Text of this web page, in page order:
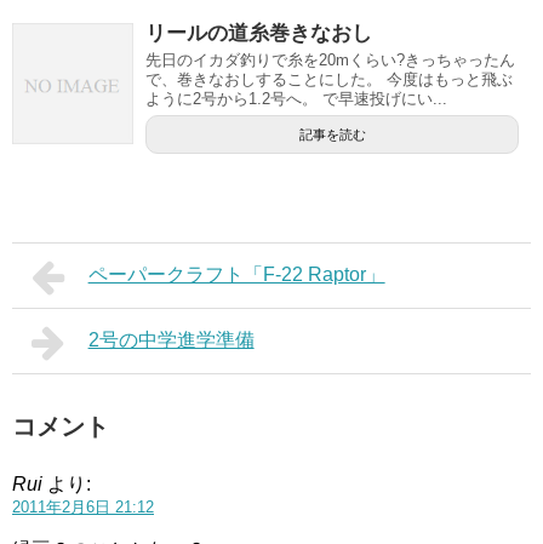
リールの道糸巻きなおし
先日のイカダ釣りで糸を20mくらい?きっちゃったん
で、巻きなおしすることにした。 今度はもっと飛ぶ
ように2号から1.2号へ。 で早速投げにい...
記事を読む
ペーパークラフト「F-22 Raptor」
2号の中学進学準備
コメント
Rui より:
2011年2月6日 21:12